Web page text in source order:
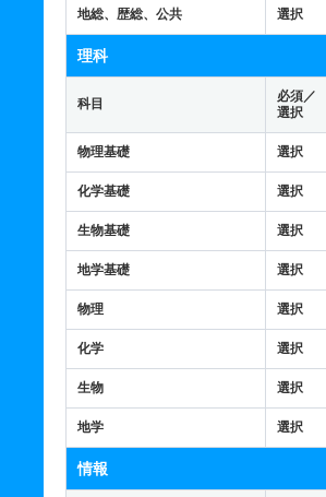
地総、歴総、公共 選択
理科
科目
必須／
選択
物理基礎 選択
化学基礎 選択
生物基礎 選択
地学基礎 選択
物理 選択
化学 選択
生物 選択
地学 選択
情報